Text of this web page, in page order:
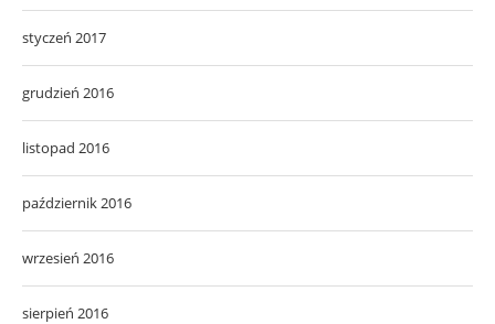
styczeń 2017
grudzień 2016
listopad 2016
październik 2016
wrzesień 2016
sierpień 2016